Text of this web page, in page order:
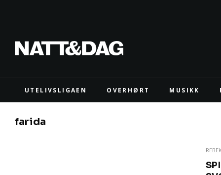
UTELIVSLIGAEN OVERHØRT MUSIKK
farida